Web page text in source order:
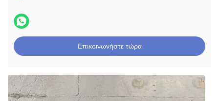
Επικοινωνήστε τώρα